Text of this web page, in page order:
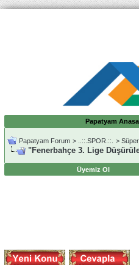
Papatyam
Papatyam Forum > ..::.SPOR.::. >
"Fenerbahçe 3. Lige
Üyemiz Ol